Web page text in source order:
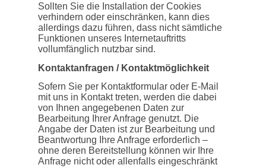
Sollten Sie die Installation der Cookies
verhindern oder einschränken, kann dies
allerdings dazu führen, dass nicht sämtliche
Funktionen unseres Internetauftritts
vollumfänglich nutzbar sind.
Kontaktanfragen / Kontaktmöglichkeit
Sofern Sie per Kontaktformular oder E-Mail
mit uns in Kontakt treten, werden die dabei
von Ihnen angegebenen Daten zur
Bearbeitung Ihrer Anfrage genutzt. Die
Angabe der Daten ist zur Bearbeitung und
Beantwortung Ihre Anfrage erforderlich –
ohne deren Bereitstellung können wir Ihre
Anfrage nicht oder allenfalls eingeschränkt